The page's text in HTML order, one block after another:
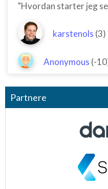
"Hvordan starter jeg
karstenols (3)
Anonymous (-
Partnere